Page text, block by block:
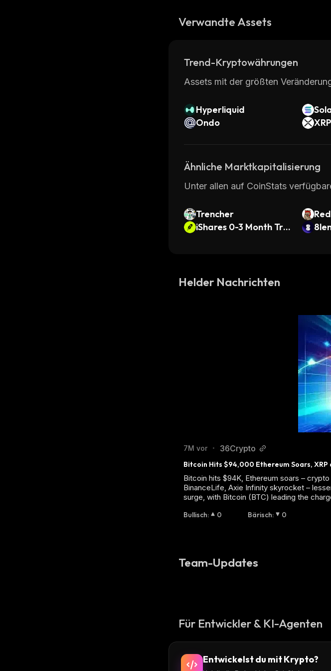
Verwandte Assets
Trend-Kryptowährungen
Assets mit der größten
Hyperliquid
Ondo
XRP
Ähnliche Marktkapitalisierung
Unter allen auf CoinStats
Trencher
iShares 0-3 Month Tre
Helder Nachrichten
7M vor • 36Crypto
Bitcoin Hits $94,000 Ethereum Soars,
Bitcoin hits $94K, Ethereum soars –
BinanceLife, Axie Infinity skyrocket –
surge, with Bitcoin (BTC) leading the
Bullisch: 0 Bärisch: 0
Team-Updates
Für Entwickler & KI-Agenten
Entwickelst du mit Krypto?